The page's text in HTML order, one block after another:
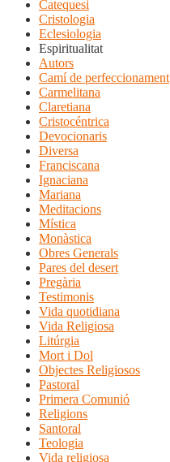
Catequesi
Cristologia
Eclesiologia
Espiritualitat
Autors
Camí de perfeccionament
Carmelitana
Claretiana
Cristocéntrica
Devocionaris
Diversa
Franciscana
Ignaciana
Mariana
Meditacions
Mística
Monàstica
Obres Generals
Pares del desert
Pregària
Testimonis
Vida quotidiana
Vida Religiosa
Litúrgia
Mort i Dol
Objectes Religiosos
Pastoral
Primera Comunió
Religions
Santoral
Teologia
Vida religiosa